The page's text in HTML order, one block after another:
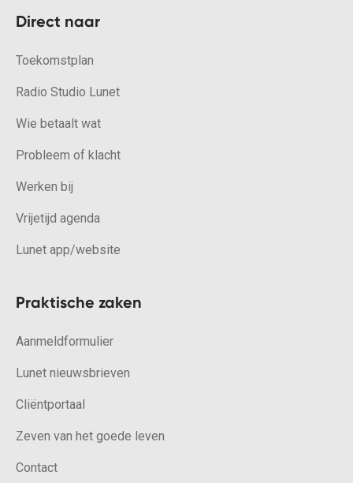
Direct naar
Toekomstplan
Radio Studio Lunet
Wie betaalt wat
Probleem of klacht
Werken bij
Vrijetijd agenda
Lunet app/website
Praktische zaken
Aanmeldformulier
Lunet nieuwsbrieven
Cliëntportaal
Zeven van het goede leven
Contact